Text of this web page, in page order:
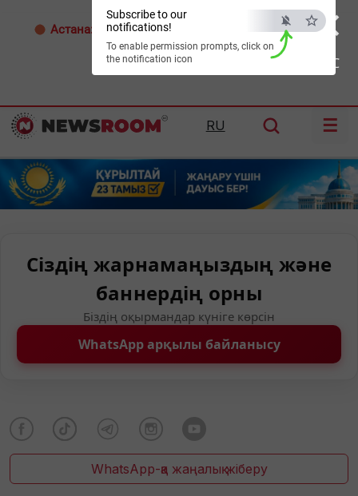
×
ESC
Subscribe to our
notifications!
To enable permission prompts, click on
the notification icon
Астана: 32°C Алматы: Шымкент:36°C
RU ☰
Сіздің жарнамаңыздың және
баннердің орны
Біздің оқырмандар күніге көрсін
WhatsApp арқылы байланысу
WhatsApp-қа жаңалық жіберу